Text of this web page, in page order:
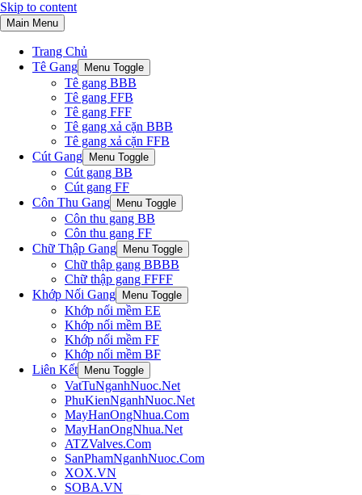
Skip to content
Main Menu
Trang Chủ
Tê Gang
Menu Toggle
Tê gang BBB
Tê gang FFB
Tê gang FFF
Tê gang xả cặn BBB
Tê gang xả cặn FFB
Cút Gang
Menu Toggle
Cút gang BB
Cút gang FF
Côn Thu Gang
Menu Toggle
Côn thu gang BB
Côn thu gang FF
Chữ Thập Gang
Menu Toggle
Chữ thập gang BBBB
Chữ thập gang FFFF
Khớp Nối Gang
Menu Toggle
Khớp nối mềm EE
Khớp nối mềm BE
Khớp nối mềm FF
Khớp nối mềm BF
Liên Kết
Menu Toggle
VatTuNganhNuoc.Net
PhuKienNganhNuoc.Net
MayHanOngNhua.Com
MayHanOngNhua.Net
ATZValves.Com
SanPhamNganhNuoc.Com
XOX.VN
SOBA.VN